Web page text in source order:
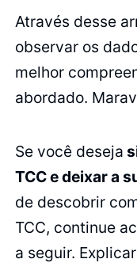
Através desse
observar os
melhor
abordado.
Se você deseja
TCC e deixar a
de descobrir
TCC, continue
a seguir.